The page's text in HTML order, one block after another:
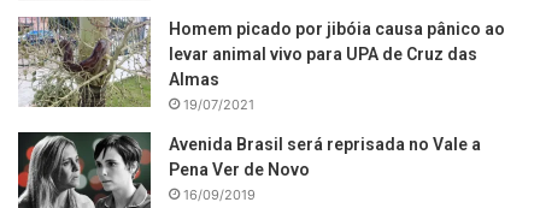
Homem picado por jibóia causa pânico ao
levar animal vivo para UPA de Cruz das
Almas
19/07/2021
Avenida Brasil será reprisada no Vale a
Pena Ver de Novo
16/09/2019